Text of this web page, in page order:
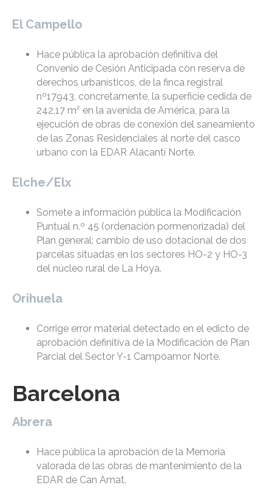
El Campello
Hace pública la aprobación definitiva del
Convenio de Cesión Anticipada con reserva de
derechos urbanísticos, de la finca registral
nº17943, concretamente, la superficie cedida de
242,17 m² en la avenida de América, para la
ejecución de obras de conexión del saneamiento
de las Zonas Residenciales al norte del casco
urbano con la EDAR Alacantí Norte.
Elche/Elx
Somete a información pública la Modificación
Puntual n.º 45 (ordenación pormenorizada) del
Plan general: cambio de uso dotacional de dos
parcelas situadas en los sectores HO-2 y HO-3
del núcleo rural de La Hoya.
Orihuela
Corrige error material detectado en el edicto de
aprobación definitiva de la Modificación de Plan
Parcial del Sector Y-1 Campoamor Norte.
Barcelona
Abrera
Hace pública la aprobación de la Memoria
valorada de las obras de mantenimiento de la
EDAR de Can Amat.